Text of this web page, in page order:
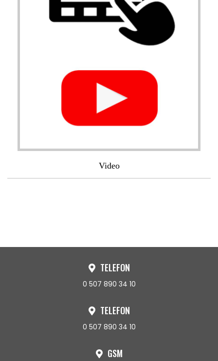
Video
TELEFON
0 507 890 34 10
TELEFON
0 507 890 34 10
GSM